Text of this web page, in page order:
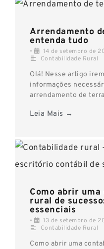
Arrendamento
entenda tudo
• 14 de setembro de
Contabilidade Rural
Olá! Nesse artigo
informações
arrendamento de
Leia Mais →
Como abrir
rural de
essenciais
• 13 de setembro de
Contabilidade Rural
Como abrir uma